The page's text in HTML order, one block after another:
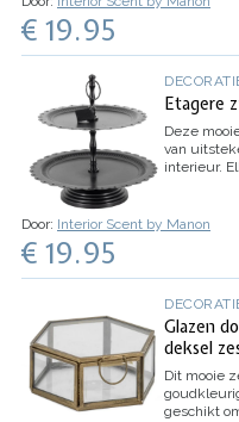
€ 19.95
Etagere
Deze
van
interieur.
Door: Interior Scent by Manon
€ 19.95
Glazen
deksel
Dit mooie
geschikt